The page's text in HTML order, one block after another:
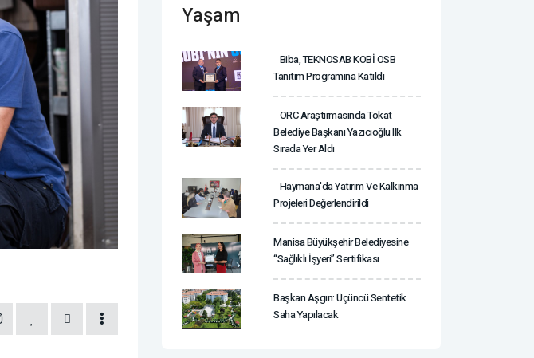
Yaşam
Biba, TEKNOSAB KOBİ OSB
Tanıtım Programına Katıldı
ORC Araştırmasında Tokat
Belediye Başkanı Yazıcıoğlu Ilk
Sırada Yer Aldı
Haymana'da Yatırım Ve Kalkınma
Projeleri Değerlendirildi
Manisa Büyükşehir Belediyesine
“Sağlıklı İşyeri” Sertifikası
Başkan Aşgın: Üçüncü Sentetik
Saha Yapılacak